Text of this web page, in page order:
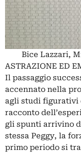
Bice Lazzari,
ASTRAZIONE ED
Il passaggio
accennato nella
agli studi figurativi
racconto
gli spunti arrivino
stessa Peggy, la
primo periodo si